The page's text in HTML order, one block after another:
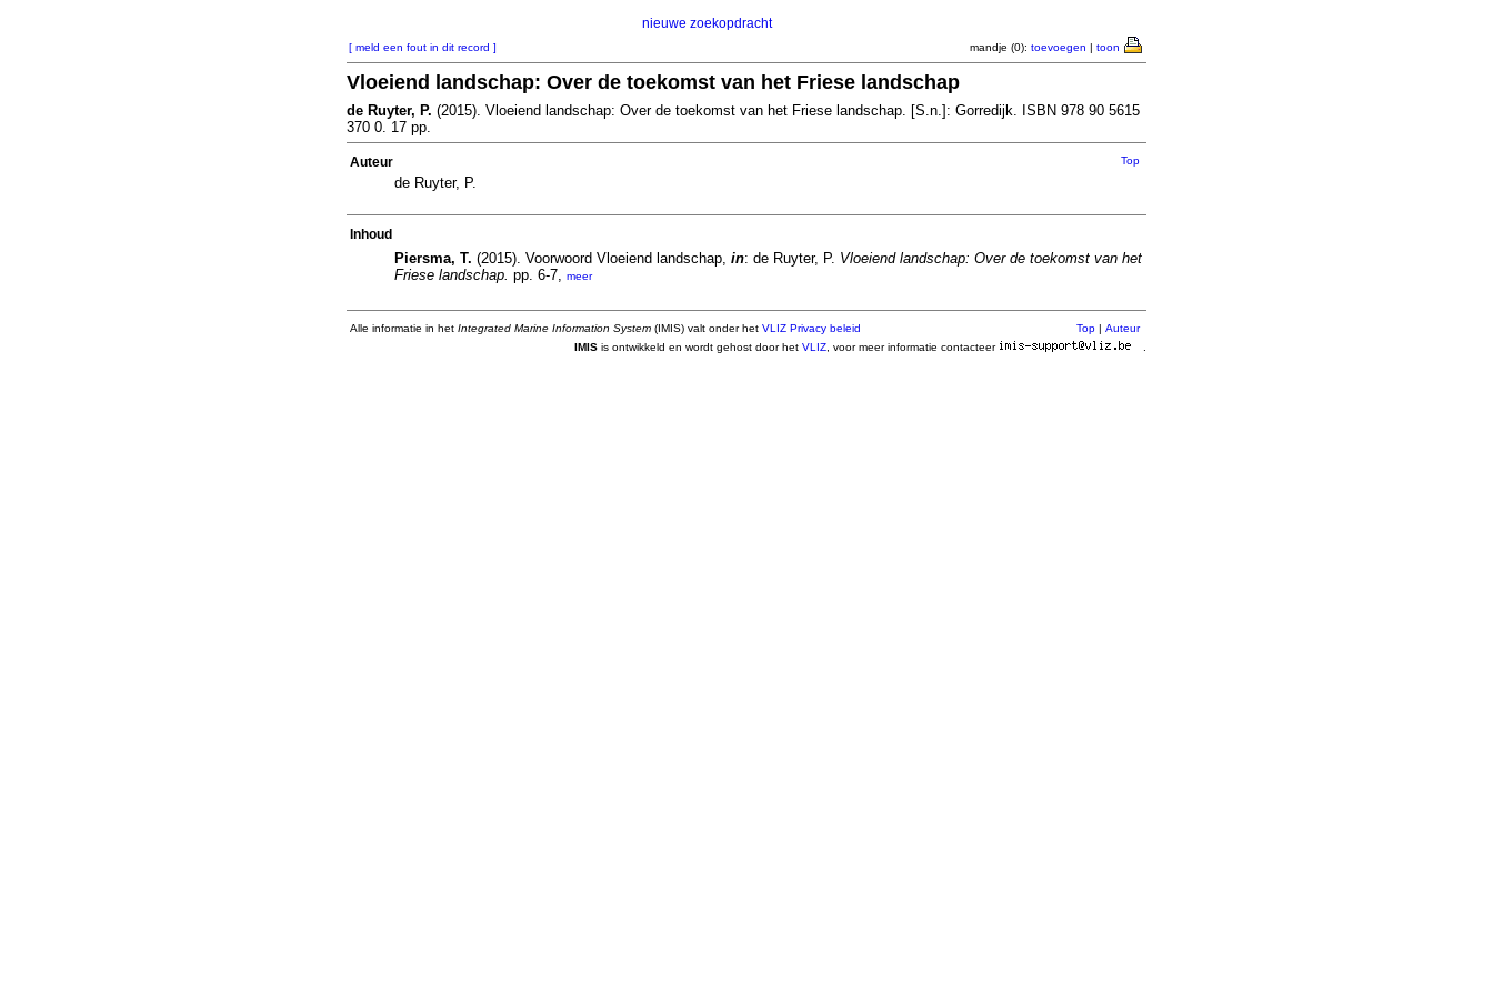
nieuwe zoekopdracht
[ meld een fout in dit record ] mandje (0): toevoegen | toon
Vloeiend landschap: Over de toekomst van het Friese landschap
de Ruyter, P. (2015). Vloeiend landschap: Over de toekomst van het Friese landschap. [S.n.]: Gorredijk. ISBN 978 90 5615
370 0. 17 pp.
Auteur Top
de Ruyter, P.
Inhoud
Piersma, T. (2015). Voorwoord Vloeiend landschap, in: de Ruyter, P. Vloeiend landschap: Over de toekomst van het
Friese landschap. pp. 6-7, meer
Alle informatie in het Integrated Marine Information System (IMIS) valt onder het VLIZ Privacy beleid Top | Auteur
IMIS is ontwikkeld en wordt gehost door het VLIZ , voor meer informatie contacteer